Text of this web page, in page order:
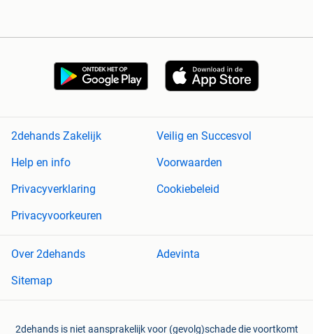
2dehands Zakelijk
Veilig en Succesvol
Help en info
Voorwaarden
Privacyverklaring
Cookiebeleid
Privacyvoorkeuren
Over 2dehands
Adevinta
Sitemap
2dehands is niet aansprakelijk voor (gevolg)schade die voortkomt